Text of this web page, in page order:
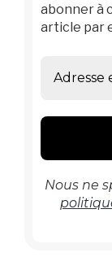
abonner à
article par
Nous ne